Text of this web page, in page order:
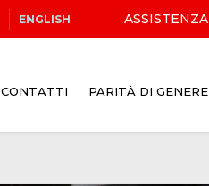
ENGLISH ASSISTENZA
CONTATTI PARITÀ DI GENERE